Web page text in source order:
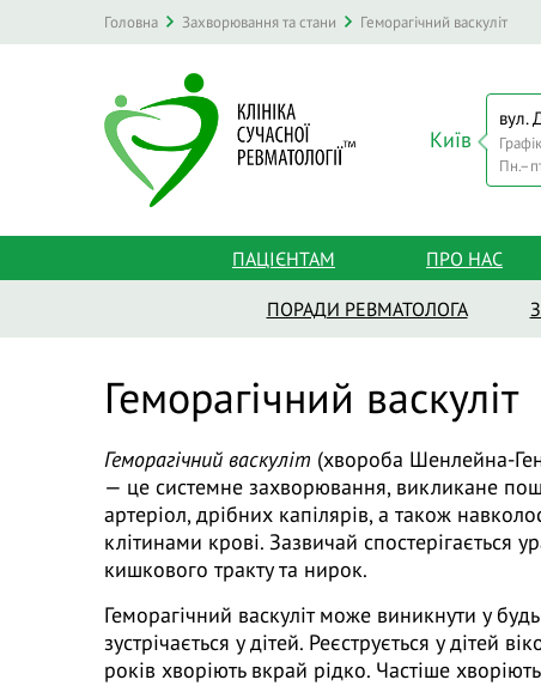
Головна Захворювання та стани Геморагічний васкуліт
Київ
вул.
ПАЦІЄНТАМ ПРО НАС
ПОРАДИ РЕВМАТОЛОГА
Геморагічний васкуліт
Геморагічний васкуліт (хвороба Шенлейна-
— це системне захворювання, викликане
артеріол, дрібних капілярів, а також
клітинами крові. Зазвичай спостерігається
кишкового тракту та нирок.
Геморагічний васкуліт може виникнути у
зустрічається у дітей. Реєструється у дітей
років хворіють вкрай рідко. Частіше